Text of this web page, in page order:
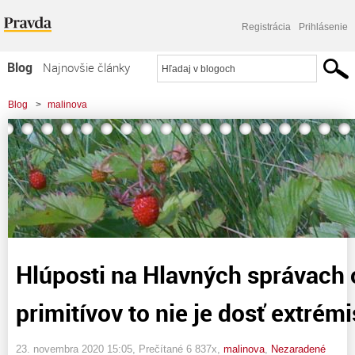
Registrácia Prihlásenie
Blog
Najnovšie články
Najčítanejšie články
Najkomentovanejšie články
Zoznam blogov
Komerčné blogy
Blog > malinova
> Hlúposti na Hlavných správach o korone - pre primitívov to nie je dosť
extrémistické
Hlúposti na Hlavných
primitívov to nie je dosť
23. novembra 2020 15:05 , Prečítané 6 837x, malinova Nezaradené